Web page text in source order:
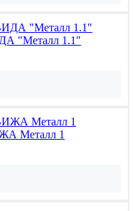
"Металл 1.1"
Металл 1